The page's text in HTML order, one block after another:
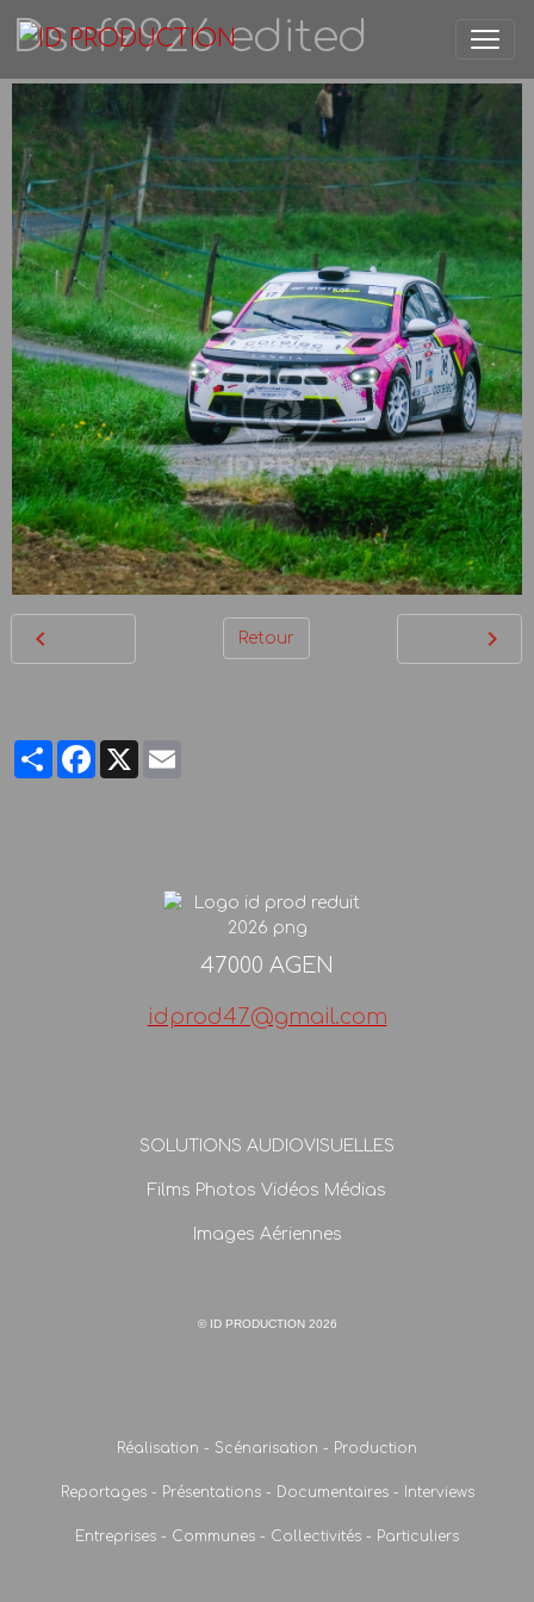
Dscf9926 edited
Retour
PartagerFacebook
X
47000 AGEN
idprod47@gmail.com
SOLUTIONS AUDIOVISUELLES
Films Photos Vidéos Médias
Images Aériennes
© ID PRODUCTION 2026
Réalisation - Scénarisation - Production
Reportages - Présentations - Documentaires - Interviews
Entreprises - Communes - Collectivités - Particuliers